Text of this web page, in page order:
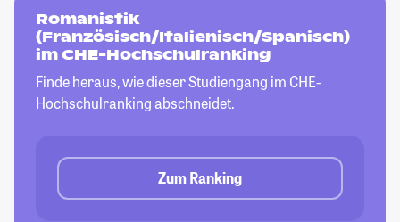
Romanistik
(Französisch/Italienisch/Spanisch)
im CHE-Hochschulranking
Finde heraus, wie dieser Studiengang im CHE-
Hochschulranking abschneidet.
Zum Ranking